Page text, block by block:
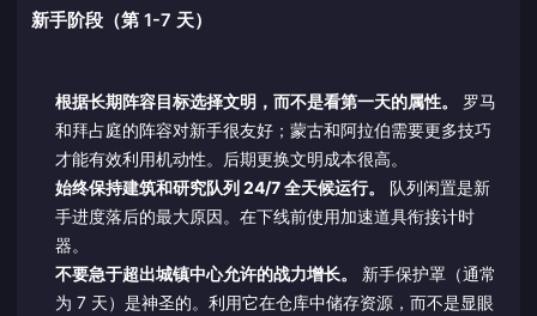
新手阶段（第 1-7 天）
根据长期阵容目标选择文明，而不是看第一天的属性。
罗马
和拜占庭的阵容对新手很友好；蒙古和阿拉伯需要更多技巧
才能有效利用机动性。后期更换文明成本很高。
始终保持建筑和研究队列 24/7 全天候运行。
队列闲置是新
手进度落后的最大原因。在下线前使用加速道具衔接计时
器。
不要急于超出城镇中心允许的战力增长。
新手保护罩（通常
为 7 天）是神圣的。利用它在仓库中储存资源，而不是显眼